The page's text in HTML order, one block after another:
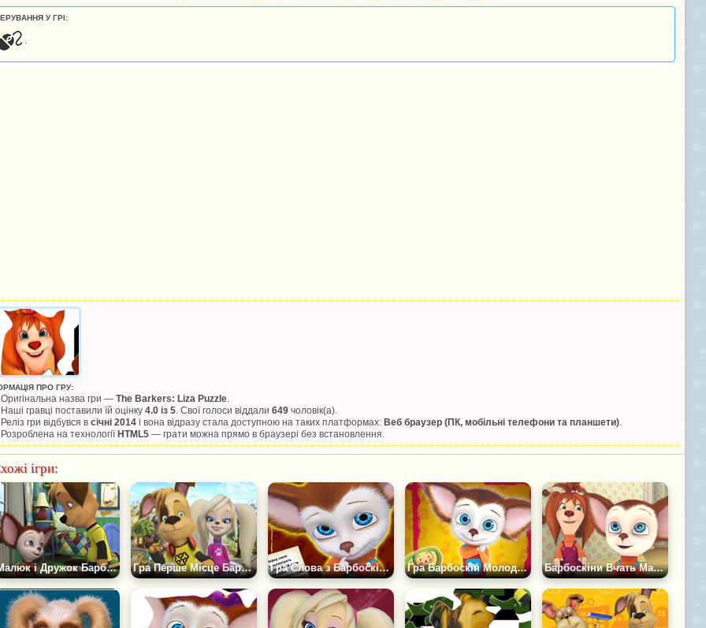
У ГРІ:
ПРО ГРУ:
Оригінальна назва гри — The Barkers: Liza Puzzle
Наші гравці поставили їй оцінку 4.0 із 5 . Свої голоси віддали 649 чоловік(а).
Реліз гри відбувся в січні 2014 і вона відразу стала доступною на таких платформах: Веб браузер (ПК, мобільні телефони та планшети)
Розроблена на технологіїHTML5 — грати можна прямо в браузері без встановлення.
ігри:
Малюк і Дружок Барбоскіни Пазл Гра Перше Місце Барбоскіних Пазл Гра Слова з Барбоскіними Гра Барбоскін Молодший - Пазл Барбоскіни Вчать Малюка Пазл